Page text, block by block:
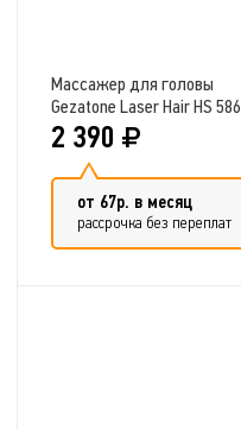
Массажер для головы
Gezatone Laser Hair HS 586
2 390
от 67р. в месяц
рассрочка без переплат